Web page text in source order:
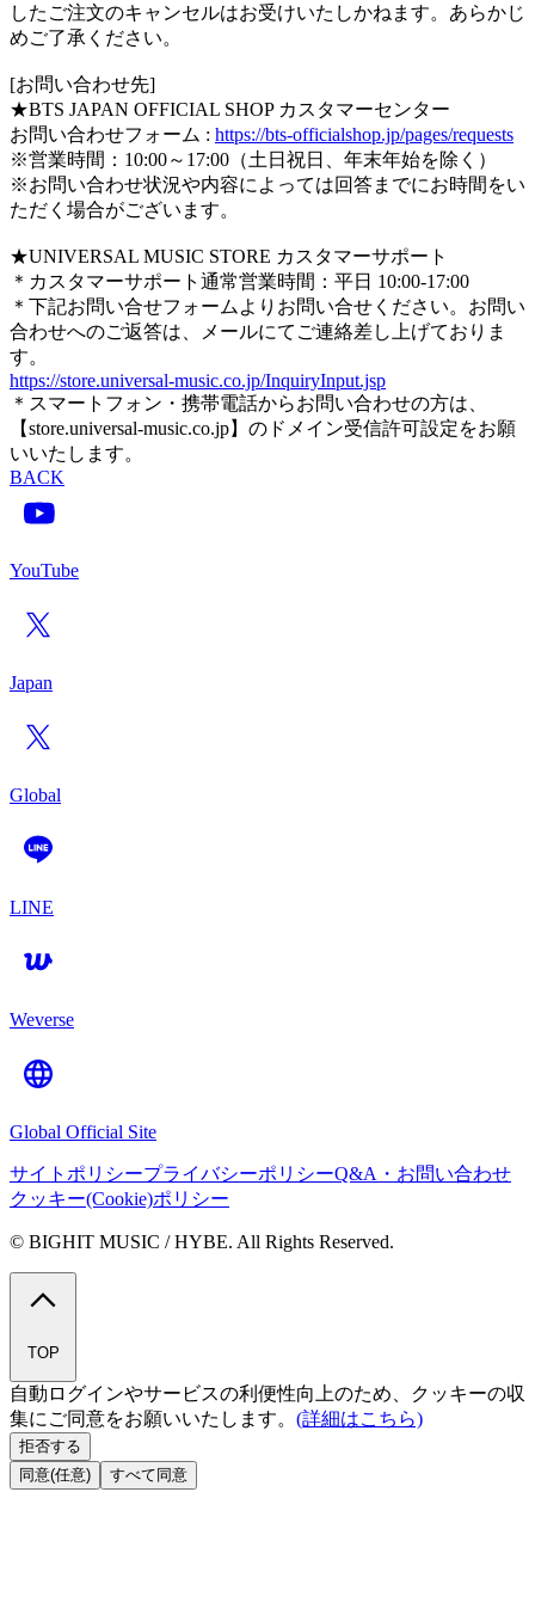
したご注文のキャンセルはお受けいたしかねます。あらかじ
めご了承ください。
[お問い合わせ先]
★BTS JAPAN OFFICIAL SHOP カスタマーセンター
お問い合わせフォーム : https://bts-officialshop.jp/pages/requests
※営業時間：10:00～17:00（土日祝日、年末年始を除く）
※お問い合わせ状況や内容によっては回答までにお時間をい
ただく場合がございます。
★UNIVERSAL MUSIC STORE カスタマーサポート
＊カスタマーサポート通常営業時間：平日 10:00-17:00
＊下記お問い合せフォームよりお問い合せください。お問い
合わせへのご返答は、メールにてご連絡差し上げておりま
す。
https://store.universal-music.co.jp/InquiryInput.jsp
＊スマートフォン・携帯電話からお問い合わせの方は、
【store.universal-music.co.jp】のドメイン受信許可設定をお願
いいたします。
BACK
YouTube
Japan
Global
LINE
Weverse
Global Official Site
サイトポリシープライバシーポリシーQ&A・お問い合わせ
クッキー(Cookie)ポリシー
© BIGHIT MUSIC / HYBE. All Rights Reserved.
TOP
自動ログインやサービスの利便性向上のため、クッキーの収
集にご同意をお願いいたします。 (詳細はこちら)
拒否する
同意(任意)
すべて同意